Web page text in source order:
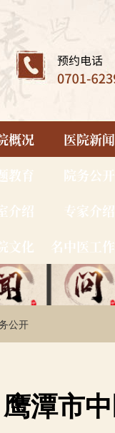
概况
医院新闻
教育
院务公开
介绍
专家介绍
文化 名中医工
公开
鹰潭市